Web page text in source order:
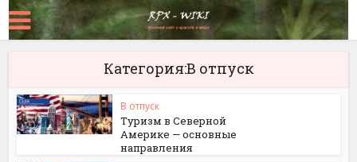
Категория:В отпуск
В отпуск
Туризм в Северной
Америке — основные
направления